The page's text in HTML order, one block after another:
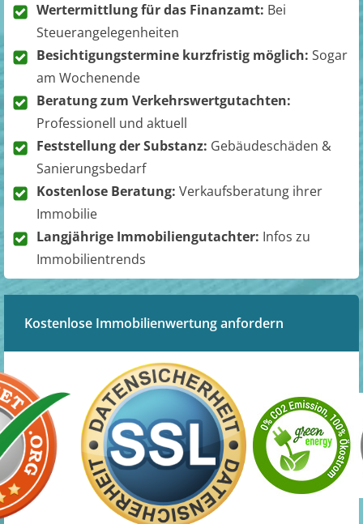
Wertermittlung für das Finanzamt: Bei
Steuerangelegenheiten
Besichtigungstermine kurzfristig möglich: Sogar
am Wochenende
Beratung zum Verkehrswertgutachten:
Professionell und aktuell
Feststellung der Substanz: Gebäudeschäden &
Sanierungsbedarf
Kostenlose Beratung: Verkaufsberatung ihrer
Immobilie
Langjährige Immobiliengutachter: Infos zu
Immobilientrends
Kostenlose Immobilienwertung anfordern